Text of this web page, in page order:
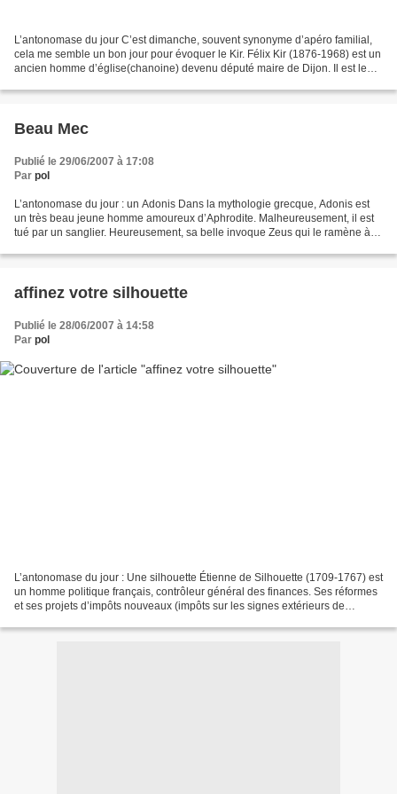
L’antonomase du jour C’est dimanche, souvent synonyme d’apéro familial,
cela me semble un bon jour pour évoquer le Kir. Félix Kir (1876-1968) est un
ancien homme d’église(chanoine) devenu député maire de Dijon. Il est le
Beau Mec
Publié le 29/06/2007 à 17:08
Par pol
L’antonomase du jour : un Adonis Dans la mythologie grecque, Adonis est
un très beau jeune homme amoureux d’Aphrodite. Malheureusement, il est
tué par un sanglier. Heureusement, sa belle invoque Zeus qui le ramène à la
affinez votre silhouette
Publié le 28/06/2007 à 14:58
Par pol
L’antonomase du jour : Une silhouette Étienne de Silhouette (1709-1767) est
un homme politique français, contrôleur général des finances. Ses réformes
et ses projets d’impôts nouveaux (impôts sur les signes extérieurs de